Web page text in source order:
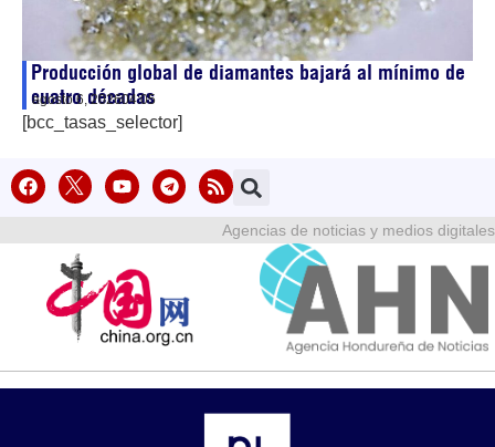
Producción global de diamantes bajará al mínimo de
cuatro décadas
agosto 6, 202604:05
[bcc_tasas_selector]
Agencias de noticias y medios digitales